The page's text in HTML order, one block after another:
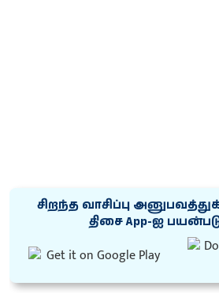
சிறந்த வாசிப்பு
திசை App-ஐ